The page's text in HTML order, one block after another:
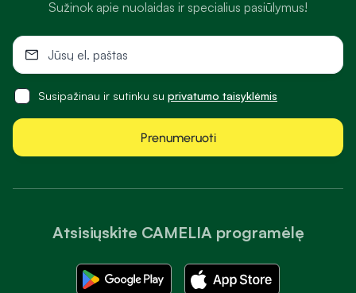
Atsisiųskite CAMELIA programėlę
Sužinok apie nuolaidas ir specialius pasiūlymus!
Susipažinau ir sutinku su privatumo taisyklėmis
Prenumeruoti